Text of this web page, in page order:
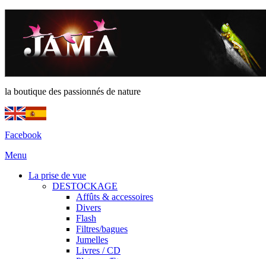
la boutique des passionnés de nature
Facebook
Menu
La prise de vue
DESTOCKAGE
Affûts & accessoires
Divers
Flash
Filtres/bagues
Jumelles
Livres / CD